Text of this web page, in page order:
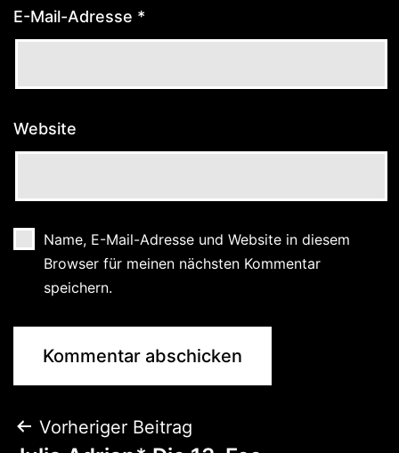
E-Mail-Adresse *
Website
Name, E-Mail-Adresse und Website in diesem
Browser für meinen nächsten Kommentar
speichern.
Vorheriger Beitrag